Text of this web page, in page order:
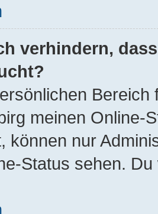
verhindern,
meinen Online-
können nur
Status sehen.